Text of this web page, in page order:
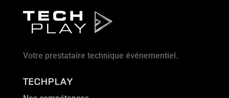
Votre prestataire technique événementiel.
TECHPLAY